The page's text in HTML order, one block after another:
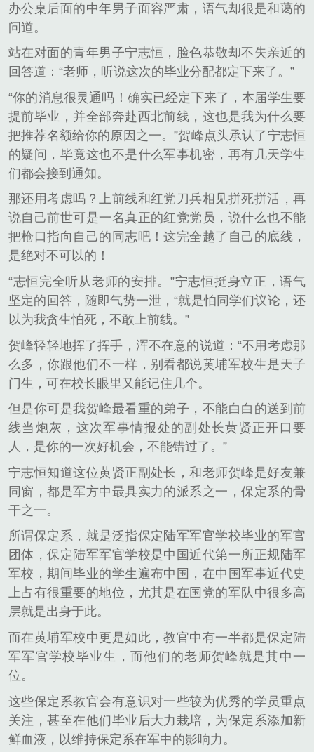
办公桌后面的中年男子面容严肃，语气却很是和蔼的
问道。
站在对面的青年男子宁志恒，脸色恭敬却不失亲近的
回答道：“老师，听说这次的毕业分配都定下来了。”
“你的消息很灵通吗！确实已经定下来了，本届学生要
提前毕业，并全部奔赴西北前线，这也是我为什么要
把推荐名额给你的原因之一。”贺峰点头承认了宁志恒
的疑问，毕竟这也不是什么军事机密，再有几天学生
们都会接到通知。
那还用考虑吗？上前线和红党刀兵相见拼死拼活，再
说自己前世可是一名真正的红党党员，说什么也不能
把枪口指向自己的同志吧！这完全越了自己的底线，
是绝对不可以的！
“志恒完全听从老师的安排。”宁志恒挺身立正，语气
坚定的回答，随即气势一泄，“就是怕同学们议论，还
以为我贪生怕死，不敢上前线。”
贺峰轻轻地挥了挥手，浑不在意的说道：“不用考虑那
么多，你跟他们不一样，别看都说黄埔军校生是天子
门生，可在校长眼里又能记住几个。
但是你可是我贺峰最看重的弟子，不能白白的送到前
线当炮灰，这次军事情报处的副处长黄贤正开口要
人，是你的一次好机会，不能错过了。”
宁志恒知道这位黄贤正副处长，和老师贺峰是好友兼
同窗，都是军方中最具实力的派系之一，保定系的骨
干之一。
所谓保定系，就是泛指保定陆军军官学校毕业的军官
团体，保定陆军军官学校是中国近代第一所正规陆军
军校，期间毕业的学生遍布中国，在中国军事近代史
上占有很重要的地位，尤其是在国党的军队中很多高
层就是出身于此。
而在黄埔军校中更是如此，教官中有一半都是保定陆
军军官学校毕业生，而他们的老师贺峰就是其中一
位。
这些保定系教官会有意识对一些较为优秀的学员重点
关注，甚至在他们毕业后大力栽培，为保定系添加新
鲜血液，以维持保定系在军中的影响力。